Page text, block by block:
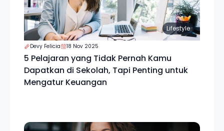
Lifestyle
Devy Felicia 18 Nov 2025
5 Pelajaran yang Tidak Pernah Kamu
Dapatkan di Sekolah, Tapi Penting untuk
Mengatur Keuangan